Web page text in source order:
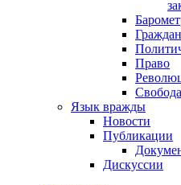
Право
Язык вражды
Новости
Публикации
Дискуссии